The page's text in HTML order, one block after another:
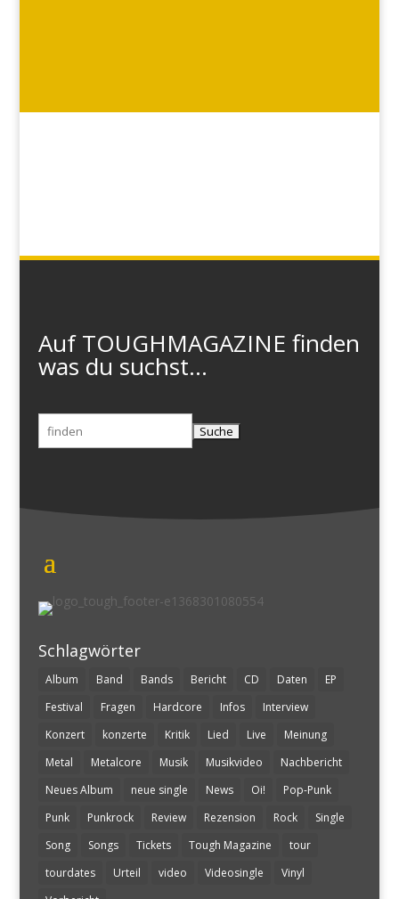
Auf TOUGHMAGAZINE finden
was du suchst...
Suchen
nach:
Schlagwörter
Album Band Bands Bericht CD Daten
EP
Festival
Fragen Hardcore Infos
Interview
Konzert
konzerte Kritik Lied Live
Meinung
Metal
Metalcore Musik Musikvideo
Nachbericht
Neues Album
neue single News Oi!
Pop-Punk
Punk
Punkrock Review Rezension Rock
Single
Song
Songs Tickets Tough Magazine
tour
tourdates
Urteil video Videosingle
Vinyl